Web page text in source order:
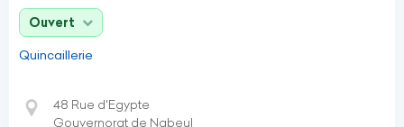
Ouvert
Quincaillerie
48 Rue d'Egypte
Gouvernorat de Nabeul